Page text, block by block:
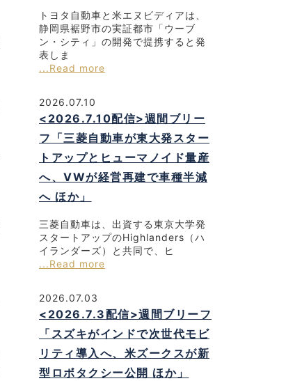
トヨタ自動車と米エヌビディアは、
静岡県裾野市の実証都市「ウーブ
ン・シティ」の開発で提携すると発
表しま
...Read more
2026.07.10
<2026.7.10配信>週間ブリー
フ「三菱自動車が東大発スター
トアップとヒューマノイド量産
へ、VWが経営再建で車種半減
へ ほか」
三菱自動車は、出資する東京大学発
スタートアップのHighlanders（ハ
イランダーズ）と共同で、ヒ
...Read more
2026.07.03
<2026.7.3配信>週間ブリーフ
「スズキがインドで次世代モビ
リティ導入へ、米ズークスが新
型ロボタクシー公開 ほか」